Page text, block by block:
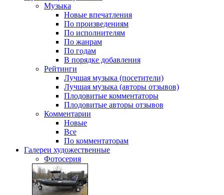
Музыка
Новые впечатления
По произведениям
По исполнителям
По жанрам
По годам
В порядке добавления
Рейтинги
Лучшая музыка (посетители)
Лучшая музыка (авторы отзывов)
Плодовитые комментаторы
Плодовитые авторы отзывов
Комментарии
Новые
Все
По комментаторам
Галереи художественные
Фотосерия